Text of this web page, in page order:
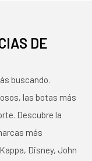
DE
buscando.
las botas más
Descubre la
más
Disney, John